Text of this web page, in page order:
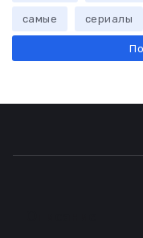
самые сериалы